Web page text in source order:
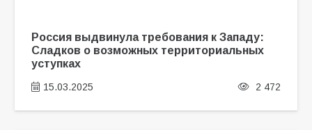
Россия выдвинула требования к Западу:
Сладков о возможных территориальных
уступках
15.03.2025 2 472